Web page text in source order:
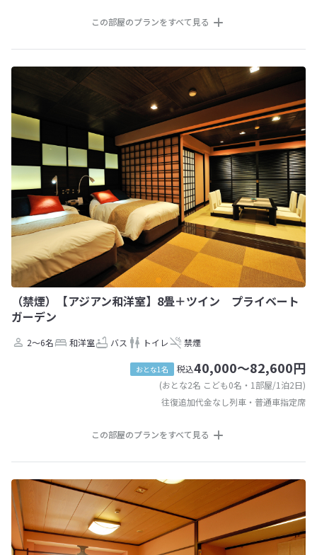
この部屋のプランをすべて見る
（禁煙）【アジアン和洋室】8畳＋ツイン プライベート
ガーデン
2～6名 和洋室 バス トイレ 禁煙
おとな1名 税込40,000～82,600円
(おとな2名 こども0名・1部屋/1泊2日)
往復追加代金なし列車・普通車指定席
この部屋のプランをすべて見る